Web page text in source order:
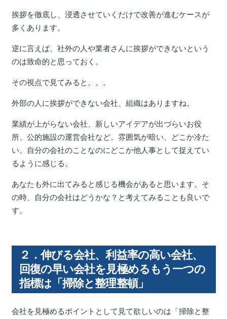
挨拶を徹底し、浸透させていくだけで改善が進むケースが
多くあります。
逆に言えば、社外の人や業者さんに挨拶ができないという
のは致命的と思っておく。
その視点で見てみると。。。
外部の人に挨拶ができない会社、組織はありますね。
業績が上がらない会社、新しいアイデアが出づらいお役
所、公的施設の運営会社など。雰囲気が暗い、どこか冷た
い。自分の会社のことなのにどこか他人事として捉えてい
るように感じる。
あなたも外に出てみると感じる機会があると思います。そ
の時、自分の会社はどうかな？と考えてみることも良いで
す。
２．伸びる会社、利益率の高い会社、
回復の早い会社を見極めるもう一つの
指標は「掃除と整理整頓」
会社を見極めるポイントとして見て欲しいのは「掃除と整